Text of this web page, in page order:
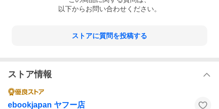
以下からお問い合わせください。
ストアに質問を投稿する
ストア情報
ebookjapan ヤフー店